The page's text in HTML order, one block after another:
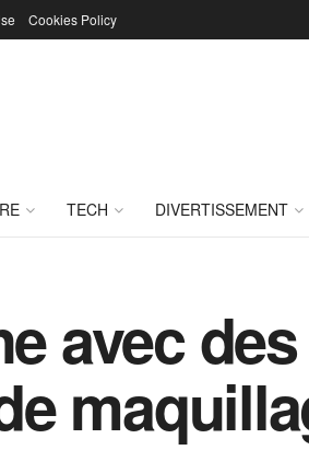
Cookies Policy
TECH DIVERTISSEMENT
avec